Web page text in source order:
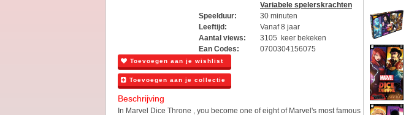
Variabele spelerskrachten
Speelduur:
30 minuten
Leeftijd:
Vanaf 8 jaar
Aantal views:
3105 keer bekeken
Ean Codes:
0700304156075
Toevoegen aan je wishlist
Toevoegen aan je collectie
Beschrijving
In Marvel Dice Throne , you become one of eight of Marvel's most famous